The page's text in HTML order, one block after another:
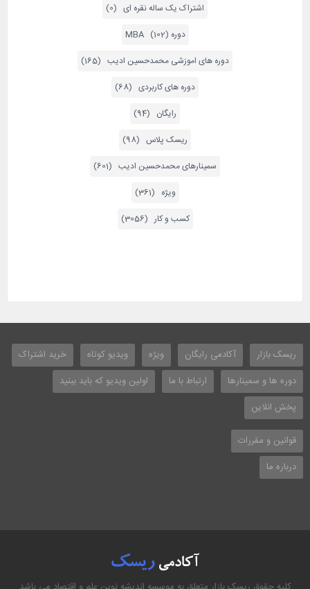
اشتراک یک ساله نقره ای (0)
دوره MBA (102)
دوره های اموزشی محمدحسین ادیب (165)
دوره های کاربردی (68)
رایگان (94)
ریسک پلاس (98)
سمینارهای محمدحسین ادیب (601)
ویژه (361)
کسب و کار (3056)
ریسک بازار آکادمی رایگان ویژه ویدیو کوتاه
خرید اشتراک
دوره ها و سمینارها
ارتباط با ما
اولین ویدیو که باید ببنید
پخش انلاین
قوانین و مقررات
درباره ما